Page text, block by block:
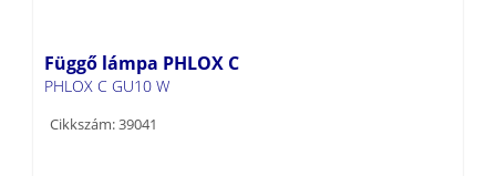
Függő lámpa PHLOX C
PHLOX C GU10 W
Cikkszám: 39041